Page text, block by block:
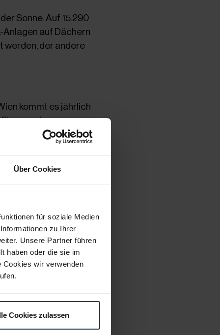
Über Cookies
für soziale Medien
zu Ihrer
Unsere Partner führen
haben oder die sie im
Cookies wir verwenden
Cookies zulassen
Sonne. Auf 15.290
auf Dächern
werden, der andere
kommt es jährlich
und
Solarpanele am
damals für
Spedition in Villach
sowie Radstadt
Gesamtleistung
Verantwortlichen
CO2-Reduktion.